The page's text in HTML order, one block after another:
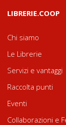
LIBRERIE.COOP
Chi siamo
Le Librerie
Servizi e vantaggi
Raccolta punti
Eventi
Collaborazioni e